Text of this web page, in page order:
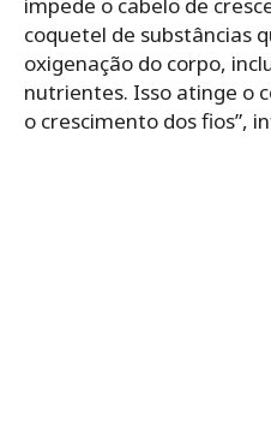
coquetel de substâncias
oxigenação do corpo,
nutrientes. Isso atinge o
o crescimento dos fios”,